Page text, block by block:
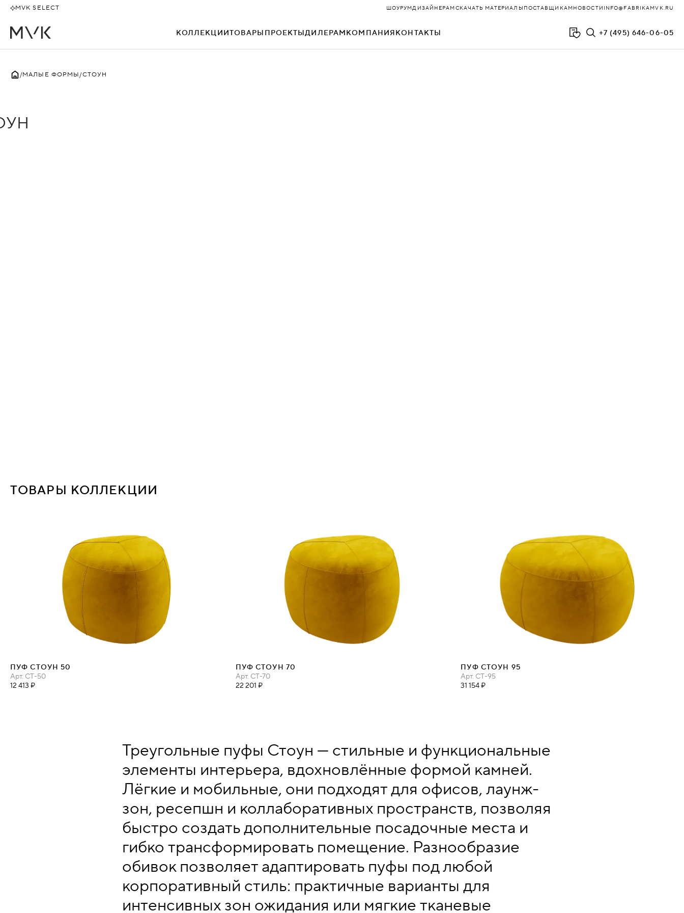
MVK SELECT ШОУРУМДИЗАЙНЕРАМСКАЧАТЬ МАТЕРИАЛЫ ПОСТАВЩИКАМНОВОСТИ INFO@FABRIKAMVK.RU
КОЛЛЕКЦИИТОВАРЫ ПРОЕКТЫДИЛЕРАМКОМПАНИЯКОНТАКТЫ +7 (495) 646-06-05
МАЛЫЕ ФОРМЫ СТОУН
ТОВАРЫ КОЛЛЕКЦИИ
ПУФ СТОУН 50
Арт. СТ-50
12 413 ₽
ПУФ СТОУН 70
Арт. СТ-70
22 201 ₽
ПУФ СТОУН 95
Арт. СТ-95
31 154 ₽
Треугольные пуфы Стоун — стильные и функциональные
элементы интерьера, вдохновлённые формой камней.
Лёгкие и мобильные, они подходят для офисов, лаунж-
зон, ресепшн и коллаборативных пространств, позволяя
быстро создать дополнительные посадочные места и
гибко трансформировать помещение. Разнообразие
обивок позволяет адаптировать пуфы под любой
корпоративный стиль: практичные варианты для
интенсивных зон ожидания или мягкие тканевые